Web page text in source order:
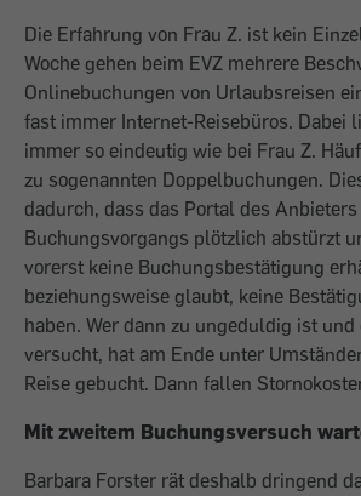
Die Erfahrung von Frau Z. ist kein
Woche gehen beim EVZ mehrere
Onlinebuchungen von Urlaubsreisen
fast immer Internet-Reisebüros. Dabei
immer so eindeutig wie bei Frau Z.
zu sogenannten Doppelbuchungen.
dadurch, dass das Portal des
Buchungsvorgangs plötzlich abstürzt
vorerst keine Buchungsbestätigung
beziehungsweise glaubt, keine
haben. Wer dann zu ungeduldig ist
versucht, hat am Ende unter
Reise gebucht. Dann fallen
Mit zweitem Buchungsversuch
Barbara Forster rät deshalb dringend